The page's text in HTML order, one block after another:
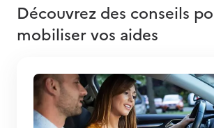
Découvrez des conseils
mobiliser vos aides